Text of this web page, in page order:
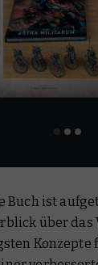
Buch ist
über das
Konzepte